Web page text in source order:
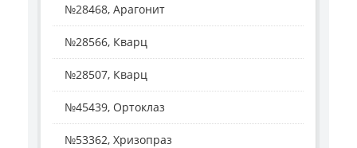
№28468, Арагонит
№28566, Кварц
№28507, Кварц
№45439, Ортоклаз
№53362, Хризопраз